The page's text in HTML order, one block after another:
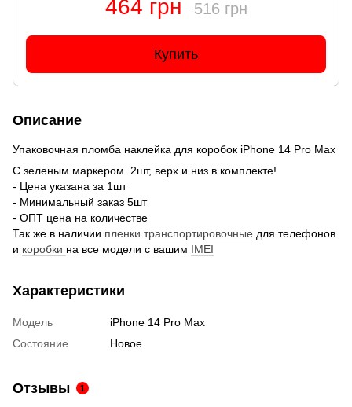
464 грн 516 грн
Купить
Описание
Упаковочная пломба наклейка для коробок iPhone 14 Pro Max
С зеленым маркером. 2шт, верх и низ в комплекте!
- Цена указана за 1шт
- Минимальный заказ 5шт
- ОПТ цена на количестве
Так же в наличии пленки транспортировочные для телефонов
и коробки на все модели с вашим IMEI
Характеристики
Модель
iPhone 14 Pro Max
Состояние
Новое
Отзывы 1